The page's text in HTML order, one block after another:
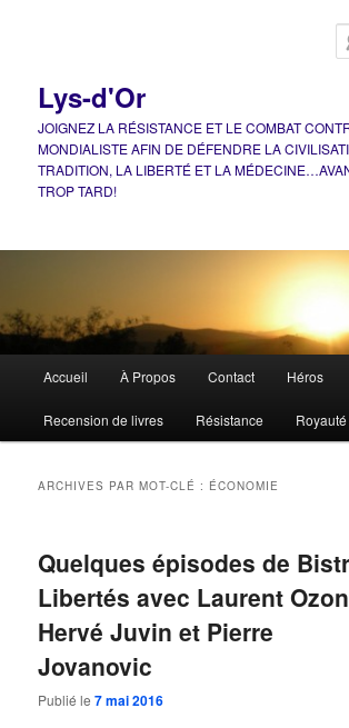
Lys-d'Or
JOIGNEZ LA RÉSISTANCE ET LE COMBAT
MONDIALISTE AFIN DE DÉFENDRE LA
TRADITION, LA LIBERTÉ ET LA
TROP TARD!
principal
Accueil À Propos Contact Héros
Recension de livres Résistance Royauté
ARCHIVES PAR MOT-CLÉ : ÉCONOMIE
Quelques épisodes de
Libertés avec Laurent
Hervé Juvin et Pierre
Jovanovic
Publié le7 mai 2016